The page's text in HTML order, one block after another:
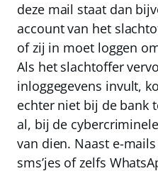
deze mail staat dan
account van het
of zij in moet loggen
Als het slachtoffer
inloggegevens invult,
echter niet bij de bank
al, bij de
van dien. Naast e-
sms’jes of zelfs